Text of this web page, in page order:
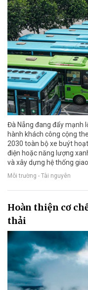
Đà Nẵng đang đẩy mạnh
hành khách công cộng
2030 toàn bộ xe buýt
điện hoặc năng lượng
và xây dựng hệ thống
Môi trường - Tài nguyên
Hoàn thiện cơ
thải